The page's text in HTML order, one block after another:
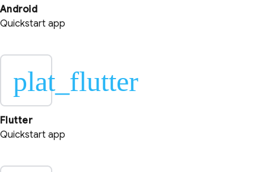
Android
Quickstart app
plat_flutter
Flutter
Quickstart app